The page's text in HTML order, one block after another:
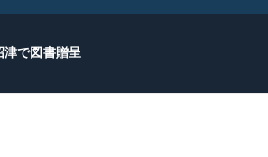
津で図書贈呈